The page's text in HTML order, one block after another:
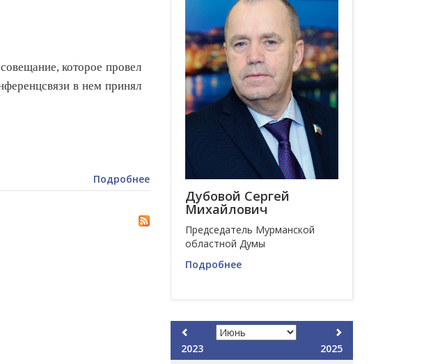
которое провел
в нем принял
Подробнее
Дубовой Сергей
Михайлович
Председатель Мурманской
областной Думы
Подробнее
2023 2025